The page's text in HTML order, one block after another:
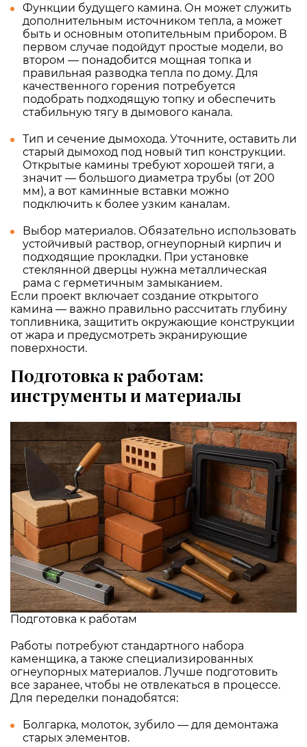
Функции будущего камина. Он может служить
дополнительным источником тепла, а может
быть и основным отопительным прибором. В
первом случае подойдут простые модели, во
втором — понадобится мощная топка и
правильная разводка тепла по дому. Для
качественного горения потребуется
подобрать подходящую топку и обеспечить
стабильную тягу в дымового канала.
Тип и сечение дымохода. Уточните, оставить ли
старый дымоход под новый тип конструкции.
Открытые камины требуют хорошей тяги, а
значит — большого диаметра трубы (от 200
мм), а вот каминные вставки можно
подключить к более узким каналам.
Выбор материалов. Обязательно использовать
устойчивый раствор, огнеупорный кирпич и
подходящие прокладки. При установке
стеклянной дверцы нужна металлическая
рама с герметичным замыканием.
Если проект включает создание открытого
камина — важно правильно рассчитать глубину
топливника, защитить окружающие конструкции
от жара и предусмотреть экранирующие
поверхности.
Подготовка к работам:
инструменты и материалы
Подготовка к работам
Работы потребуют стандартного набора
каменщика, а также специализированных
огнеупорных материалов. Лучше подготовить
все заранее, чтобы не отвлекаться в процессе.
Для переделки понадобятся:
Болгарка, молоток, зубило — для демонтажа
старых элементов.